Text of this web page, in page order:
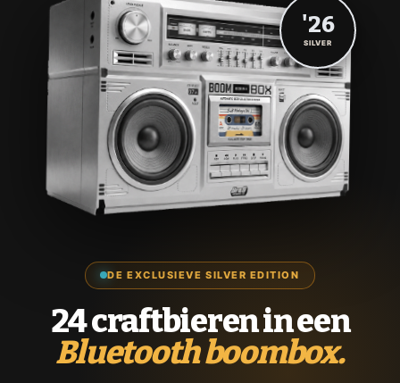
DE EXCLUSIEVE SILVER EDITION
24 craftbieren in een
Bluetooth boombox.
'26
SILVER